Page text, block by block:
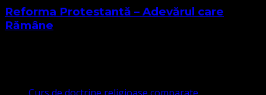
Reforma Protestantă – Adevărul care
Rămâne